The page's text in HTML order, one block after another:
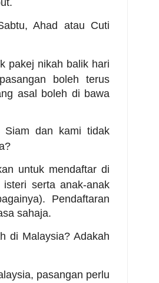
Ahad atau Cuti
pakej nikah balik hari
boleh terus
asal boleh di bawa
Siam dan kami tidak
untuk mendaftar di
serta anak-anak
Pendaftaran
sahaja.
di Malaysia? Adakah
pasangan perlu